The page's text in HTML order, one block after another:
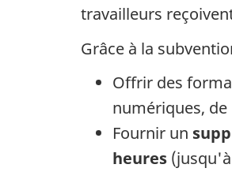
travailleurs
Grâce à la
Offrir des
numériques,
Fournir un
heures